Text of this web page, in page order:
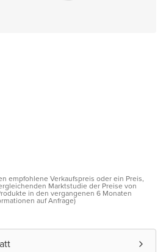
empfohlene Verkaufspreis oder ein Preis,
Marktstudie der Preise von
in den vergangenen 6 Monaten
auf Anfrage)